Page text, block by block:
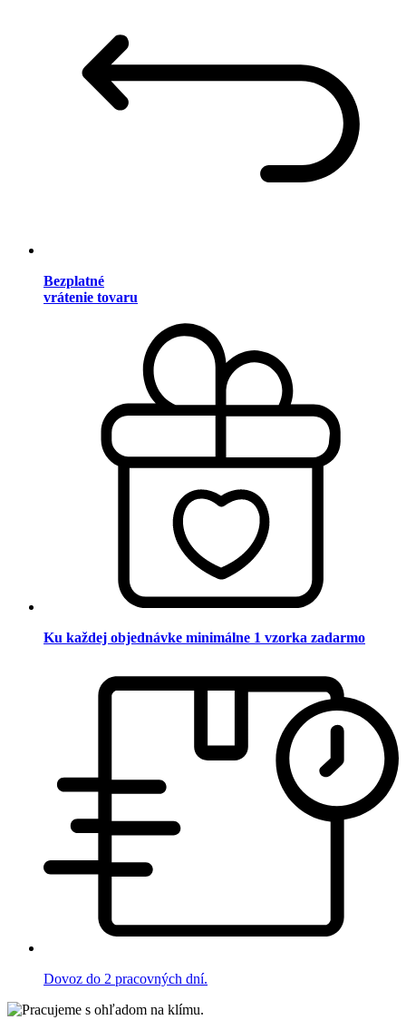
Bezplatné
vrátenie tovaru
Ku každej objednávke minimálne 1 vzorka zadarmo
Dovoz do 2 pracovných dní.